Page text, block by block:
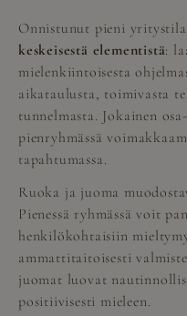
Onnistunut pieni
keskeisestä elementistä:
mielenkiintoisesta
aikataulusta, toimivasta
tunnelmasta. Jokainen
pienryhmässä
tapahtumassa.
Ruoka ja juoma
Pienessä ryhmässä voit
henkilökohtaisiin
ammattitaitoisesti
juomat luovat
positiivisesti mieleen.